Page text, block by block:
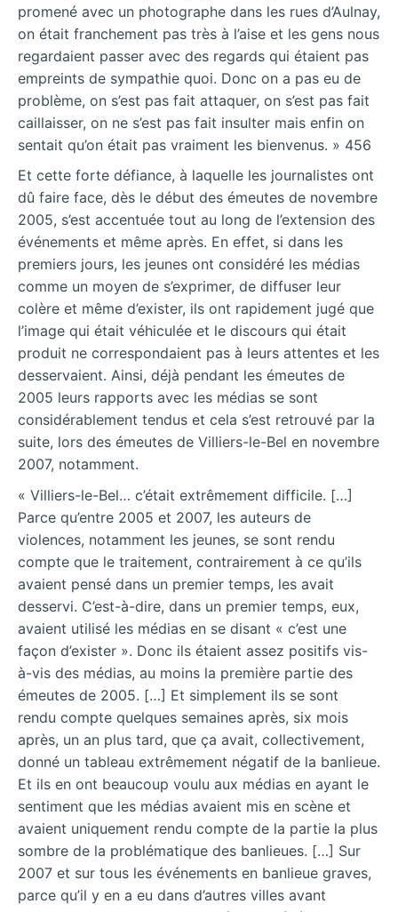
promené avec un photographe dans les rues d’Aulnay,
on était franchement pas très à l’aise et les gens nous
regardaient passer avec des regards qui étaient pas
empreints de sympathie quoi. Donc on a pas eu de
problème, on s’est pas fait attaquer, on s’est pas fait
caillaisser, on ne s’est pas fait insulter mais enfin on
sentait qu’on était pas vraiment les bienvenus. » 456
Et cette forte défiance, à laquelle les journalistes ont
dû faire face, dès le début des émeutes de novembre
2005, s’est accentuée tout au long de l’extension des
événements et même après. En effet, si dans les
premiers jours, les jeunes ont considéré les médias
comme un moyen de s’exprimer, de diffuser leur
colère et même d’exister, ils ont rapidement jugé que
l’image qui était véhiculée et le discours qui était
produit ne correspondaient pas à leurs attentes et les
desservaient. Ainsi, déjà pendant les émeutes de
2005 leurs rapports avec les médias se sont
considérablement tendus et cela s’est retrouvé par la
suite, lors des émeutes de Villiers-le-Bel en novembre
2007, notamment.
« Villiers-le-Bel… c’était extrêmement difficile. […]
Parce qu’entre 2005 et 2007, les auteurs de
violences, notamment les jeunes, se sont rendu
compte que le traitement, contrairement à ce qu’ils
avaient pensé dans un premier temps, les avait
desservi. C’est-à-dire, dans un premier temps, eux,
avaient utilisé les médias en se disant « c’est une
façon d’exister ». Donc ils étaient assez positifs vis-
à-vis des médias, au moins la première partie des
émeutes de 2005. […] Et simplement ils se sont
rendu compte quelques semaines après, six mois
après, un an plus tard, que ça avait, collectivement,
donné un tableau extrêmement négatif de la banlieue.
Et ils en ont beaucoup voulu aux médias en ayant le
sentiment que les médias avaient mis en scène et
avaient uniquement rendu compte de la partie la plus
sombre de la problématique des banlieues. […] Sur
2007 et sur tous les événements en banlieue graves,
parce qu’il y en a eu dans d’autres villes avant